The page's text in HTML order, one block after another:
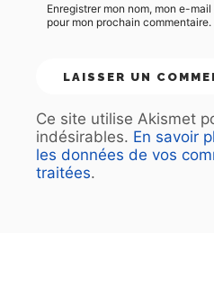
Enregistrer mon nom, mon e-
pour mon prochain commentaire.
Ce site utilise Akismet
indésirables. En savoir
les données de vos
traitées.